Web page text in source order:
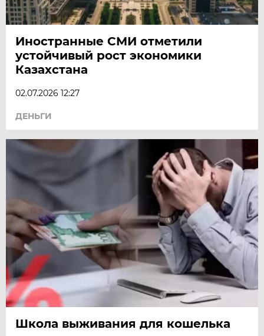
Иностранные СМИ отметили
устойчивый рост экономики
Казахстана
02.07.2026 12:27
ДЕНЬГИ
Школа выживания для кошелька